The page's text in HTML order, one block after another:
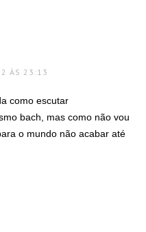
ÀS 23:13
como escutar
bach, mas como não vou
o mundo não acabar até